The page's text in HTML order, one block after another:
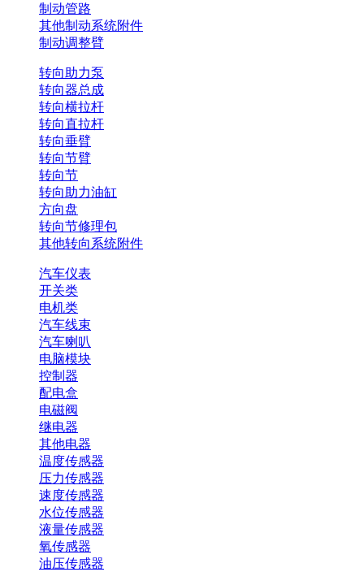
制动管路
其他制动系统附件
制动调整臂
转向助力泵
转向器总成
转向横拉杆
转向直拉杆
转向垂臂
转向节臂
转向节
转向助力油缸
方向盘
转向节修理包
其他转向系统附件
汽车仪表
开关类
电机类
汽车线束
汽车喇叭
电脑模块
控制器
配电盒
电磁阀
继电器
其他电器
温度传感器
压力传感器
速度传感器
水位传感器
液量传感器
氧传感器
油压传感器